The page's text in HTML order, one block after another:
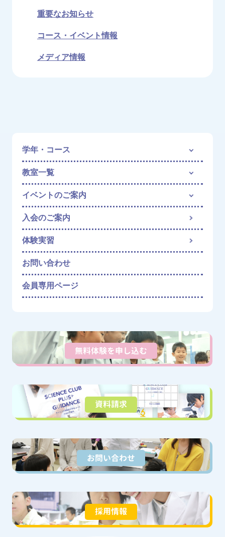
重要なお知らせ
コース・イベント情報
メディア情報
学年・コース
教室一覧
イベントのご案内
入会のご案内
体験実習
お問い合わせ
会員専用ページ
無料体験を申し込む
資料請求
お問い合わせ
採用情報